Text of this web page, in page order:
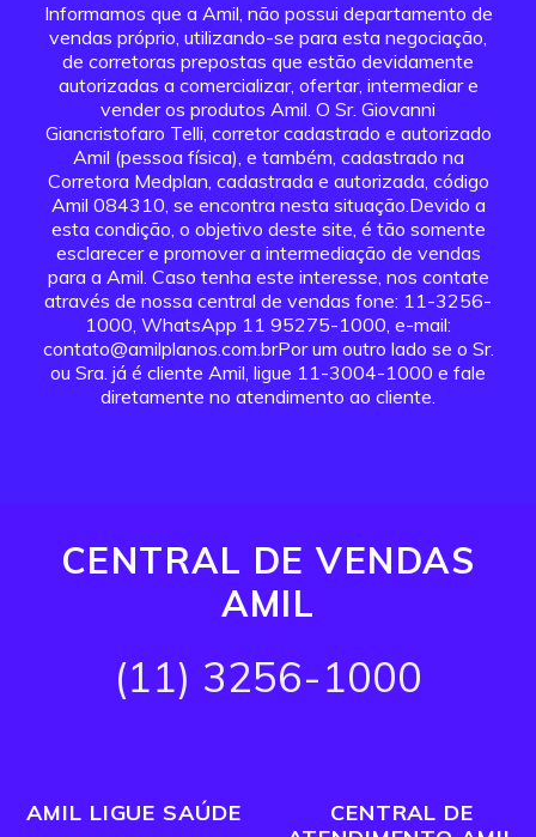
Informamos que a Amil, não possui departamento de
vendas próprio, utilizando-se para esta negociação,
de corretoras prepostas que estão devidamente
autorizadas a comercializar, ofertar, intermediar e
vender os produtos Amil. O Sr. Giovanni
Giancristofaro Telli, corretor cadastrado e autorizado
Amil (pessoa física), e também, cadastrado na
Corretora Medplan, cadastrada e autorizada, código
Amil 084310, se encontra nesta situação.Devido a
esta condição, o objetivo deste site, é tão somente
esclarecer e promover a intermediação de vendas
para a Amil. Caso tenha este interesse, nos contate
através de nossa central de vendas fone: 11-3256-
1000, WhatsApp 11 95275-1000, e-mail:
contato@amilplanos.com.brPor um outro lado se o Sr.
ou Sra. já é cliente Amil, ligue 11-3004-1000 e fale
diretamente no atendimento ao cliente.
CENTRAL DE VENDAS
AMIL
(11) 3256-1000
AMIL LIGUE SAÚDE
CENTRAL DE